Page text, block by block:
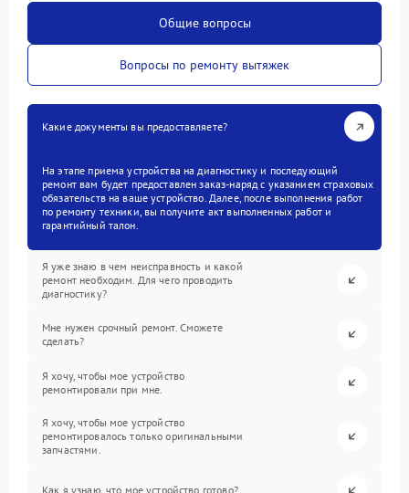
Общие вопросы
Вопросы по ремонту вытяжек
Какие документы вы предоставляете?
На этапе приема устройства на диагностику и последующий
ремонт вам будет предоставлен заказ-наряд с указанием страховых
обязательств на ваше устройство. Далее, после выполнения работ
по ремонту техники, вы получите акт выполненных работ и
гарантийный талон.
Я уже знаю в чем неисправность и какой
ремонт необходим. Для чего проводить
диагностику?
Мне нужен срочный ремонт. Сможете
сделать?
Я хочу, чтобы мое устройство
ремонтировали при мне.
Я хочу, чтобы мое устройство
ремонтировалось только оригинальными
запчастями.
Как я узнаю, что мое устройство готово?